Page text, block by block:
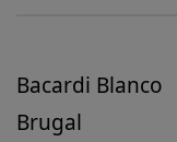
Bacardi Blanco
Brugal